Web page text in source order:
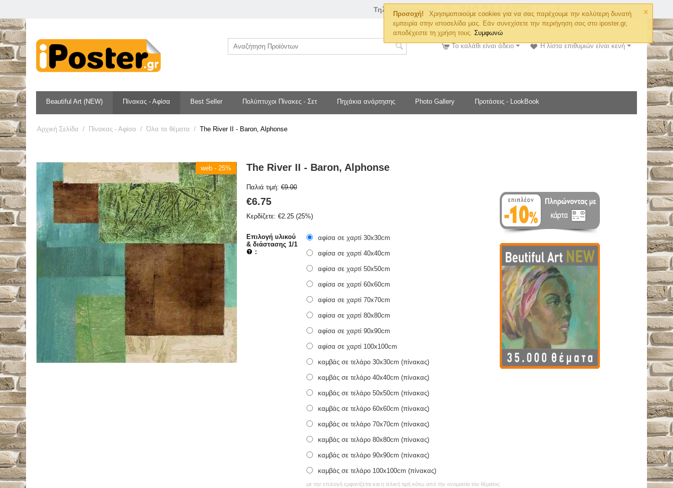
×
Προσοχή!
Χρησιμοποιούμε cookies για να σας παρέχουμε την καλύτερη δυνατή
εμπειρία στην ιστοσελίδα μας. Εάν συνεχίσετε την περιήγηση σας στο iposter.gr,
αποδέχεστε τη χρήση τους.Συμφωνώ
Τηλ. Παραγγελιών
Η λίστα επιθυμιών είναι κενή
Το καλάθι είναι άδειο
Beautiful Art (NEW) Πίνακας - Αφίσα Best Seller Πολύπτυχοι Πίνακες - Σετ Πηχάκια ανάρτησης Photo Gallery Προτάσεις - LookBook
Αρχική Σελίδα / Πίνακας - Αφίσα / Όλα τα θέματα / The River II - Baron, Alphonse
web - 25% The River II - Baron, Alphonse
Παλιά τιμή: €9.00
€6.75
Κερδίζετε: €2.25 (25%)
Επιλογή υλικού
& διάστασης 1/1
:
αφίσα σε χαρτί 30x30cm
αφίσα σε χαρτί 40x40cm
αφίσα σε χαρτί 50x50cm
αφίσα σε χαρτί 60x60cm
αφίσα σε χαρτί 70x70cm
αφίσα σε χαρτί 80x80cm
αφίσα σε χαρτί 90x90cm
αφίσα σε χαρτί 100x100cm
καμβάς σε τελάρο 30x30cm (πίνακας)
καμβάς σε τελάρο 40x40cm (πίνακας)
καμβάς σε τελάρο 50x50cm (πίνακας)
καμβάς σε τελάρο 60x60cm (πίνακας)
καμβάς σε τελάρο 70x70cm (πίνακας)
καμβάς σε τελάρο 80x80cm (πίνακας)
καμβάς σε τελάρο 90x90cm (πίνακας)
καμβάς σε τελάρο 100x100cm (πίνακας)
με την επιλογή εμφανίζεται και η τελική τιμή κάτω από την ονομασία του θέματος